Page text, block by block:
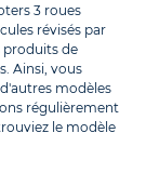
3 roues
révisés par
produits de
Ainsi, vous
modèles
régulièrement
le modèle